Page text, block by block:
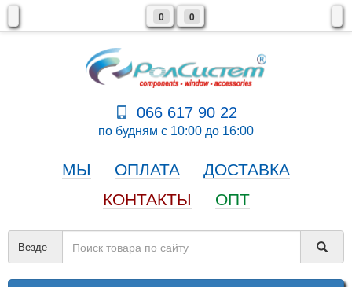
0 0
066 617 90 22
по будням с 10:00 до 16:00
МЫ ОПЛАТА
ДОСТАВКА
КОНТАКТЫ
ОПТ
Везде